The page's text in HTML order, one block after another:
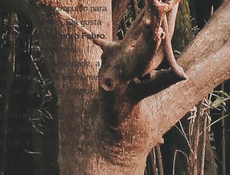
seu enorme impulso para
como eles são. Ele gosta
aventurado Pedro Fabro.
com os mais
certa ingenuidade, a
o fato de ser um homem
ser assim doce, doce…".
no qual um papa do século
questões éticas: "O
não é necessário falar